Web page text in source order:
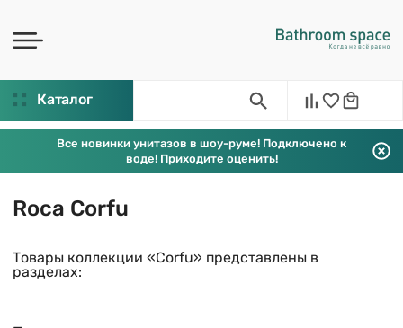
Каталог
Все новинки унитазов в шоу-руме! Подключено к
воде! Приходите оценить!
Roca Corfu
Товары коллекции «Corfu» представлены в
разделах: